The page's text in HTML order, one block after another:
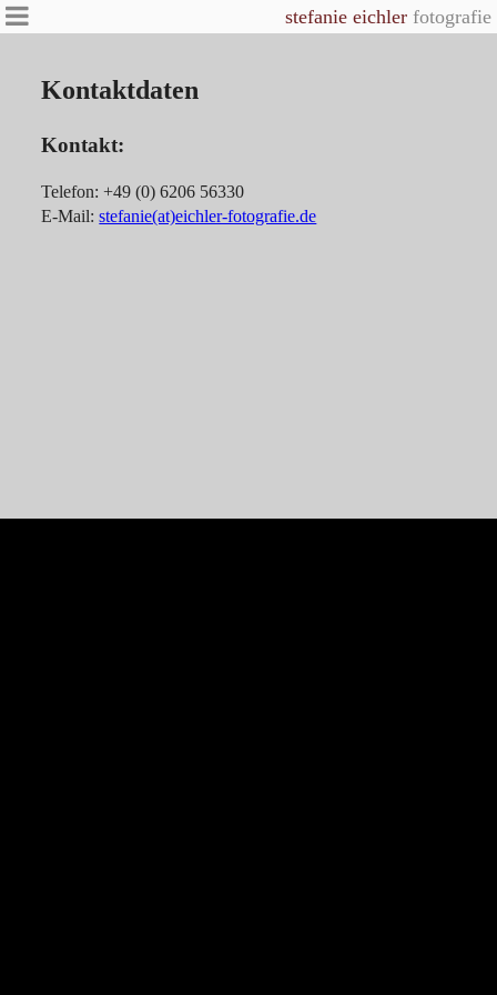
stefanie eichler fotografie
Kontaktdaten
Kontakt:
Telefon: +49 (0) 6206 56330
E-Mail:stefanie(at)eichler-fotografie.de